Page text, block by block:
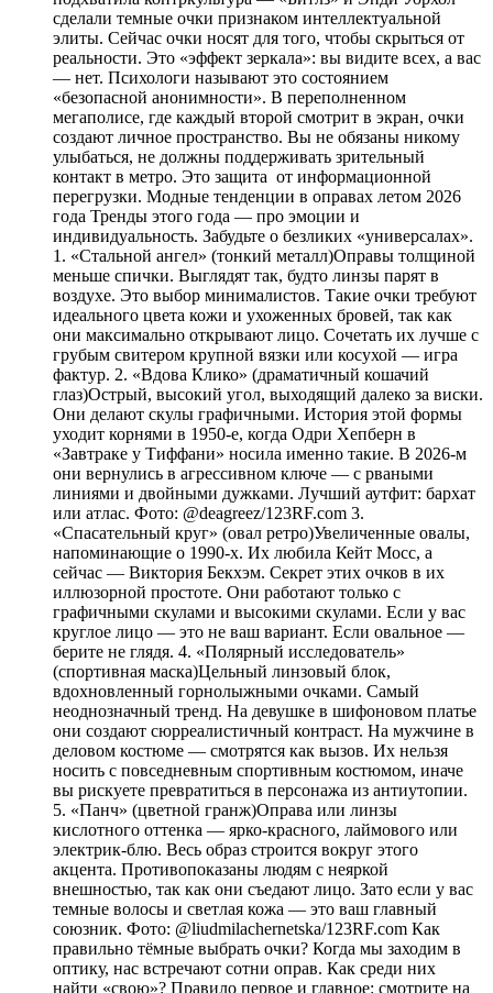
сделали темные очки признаком интеллектуальной
элиты. Сейчас очки носят для того, чтобы скрыться от
реальности. Это «эффект зеркала»: вы видите всех, а вас
— нет. Психологи называют это состоянием
«безопасной анонимности». В переполненном
мегаполисе, где каждый второй смотрит в экран, очки
создают личное пространство. Вы не обязаны никому
улыбаться, не должны поддерживать зрительный
контакт в метро. Это защита от информационной
перегрузки. Модные тенденции в оправах летом 2026
года Тренды этого года — про эмоции и
индивидуальность. Забудьте о безликих «универсалах».
1. «Стальной ангел» (тонкий металл)Оправы толщиной
меньше спички. Выглядят так, будто линзы парят в
воздухе. Это выбор минималистов. Такие очки требуют
идеального цвета кожи и ухоженных бровей, так как
они максимально открывают лицо. Сочетать их лучше с
грубым свитером крупной вязки или косухой — игра
фактур. 2. «Вдова Клико» (драматичный кошачий
глаз)Острый, высокий угол, выходящий далеко за виски.
Они делают скулы графичными. История этой формы
уходит корнями в 1950-е, когда Одри Хепберн в
«Завтраке у Тиффани» носила именно такие. В 2026-м
они вернулись в агрессивном ключе — с рваными
линиями и двойными дужками. Лучший аутфит: бархат
или атлас. Фото: @deagreez/123RF.com 3.
«Спасательный круг» (овал ретро)Увеличенные овалы,
напоминающие о 1990-х. Их любила Кейт Мосс, а
сейчас — Виктория Бекхэм. Секрет этих очков в их
иллюзорной простоте. Они работают только с
графичными скулами и высокими скулами. Если у вас
круглое лицо — это не ваш вариант. Если овальное —
берите не глядя. 4. «Полярный исследователь»
(спортивная маска)Цельный линзовый блок,
вдохновленный горнолыжными очками. Самый
неоднозначный тренд. На девушке в шифоновом платье
они создают сюрреалистичный контраст. На мужчине в
деловом костюме — смотрятся как вызов. Их нельзя
носить с повседневным спортивным костюмом, иначе
вы рискуете превратиться в персонажа из антиутопии.
5. «Панч» (цветной гранж)Оправа или линзы
кислотного оттенка — ярко-красного, лаймового или
электрик-блю. Весь образ строится вокруг этого
акцента. Противопоказаны людям с неяркой
внешностью, так как они съедают лицо. Зато если у вас
темные волосы и светлая кожа — это ваш главный
союзник. Фото: @liudmilachernetska/123RF.com Как
правильно тёмные выбрать очки? Когда мы заходим в
оптику, нас встречают сотни оправ. Как среди них
найти «свою»? Правило первое и главное: смотрите на